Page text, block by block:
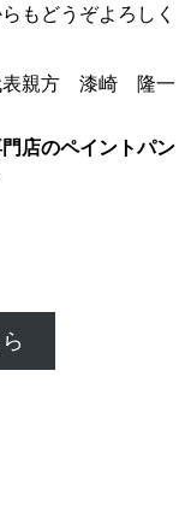
もどうぞよろしく
表親方 漆崎 隆一
店のペイントパン